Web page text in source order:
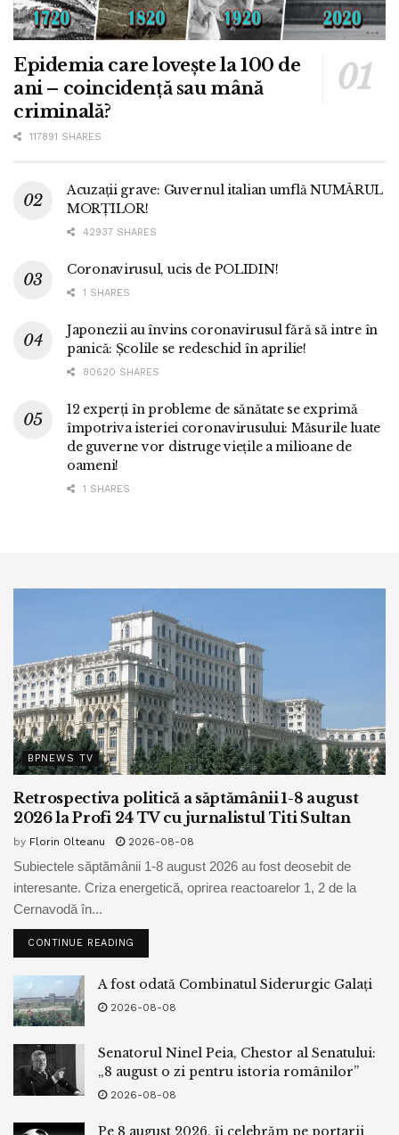
Epidemia care lovește la 100 de
ani – coincidență sau mână
criminală?
117891 SHARES
Acuzații grave: Guvernul italian umflă NUMĂRUL
MORȚILOR!
42937 SHARES
Coronavirusul, ucis de POLIDIN!
1 SHARES
Japonezii au învins coronavirusul fără să intre în
panică: Școlile se redeschid în aprilie!
80620 SHARES
12 experți în probleme de sănătate se exprimă
împotriva isteriei coronavirusului: Măsurile luate
de guverne vor distruge viețile a milioane de
oameni!
1 SHARES
BPNEWS TV
Retrospectiva politică a săptămânii 1-8 august
2026 la Profi 24 TV cu jurnalistul Titi Sultan
by Florin Olteanu 2026-08-08
Subiectele săptămânii 1-8 august 2026 au fost deosebit de
interesante. Criza energetică, oprirea reactoarelor 1, 2 de la
Cernavodă în...
CONTINUE READING
A fost odată Combinatul Siderurgic Galați
2026-08-08
Senatorul Ninel Peia, Chestor al Senatului:
„8 august o zi pentru istoria românilor”
2026-08-08
Pe 8 august 2026, îi celebrăm pe portarii